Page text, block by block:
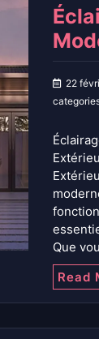
22
Que
Read